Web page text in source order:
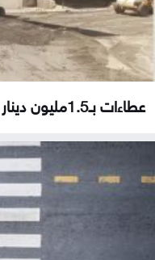
عطاءات بـ1.5مليون دينار لتأهيل طرق في مادبا